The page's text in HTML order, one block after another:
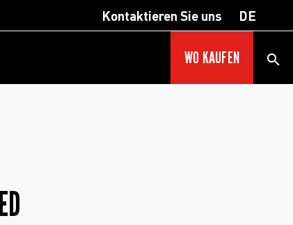
Kontaktieren Sie uns DE
WO KAUFEN